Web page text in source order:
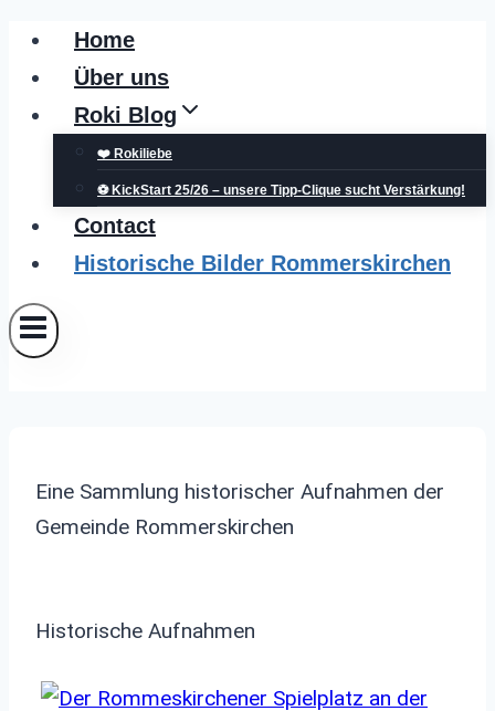
Zum
Inhalt
springen
Home
Über uns
Roki Blog
❤️ Rokiliebe
⚽ KickStart 25/26 – unsere Tipp-Clique sucht Verstärkung!
Contact
Historische Bilder Rommerskirchen
Eine Sammlung historischer Aufnahmen der
Gemeinde Rommerskirchen
Historische Aufnahmen